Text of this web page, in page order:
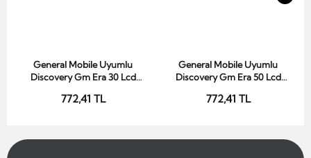
Sepete Ekle
General Mobile Uyumlu
Discovery Gm Era 30 Lcd
772,41 TL
Sepete Ekle
General Mobile Uyumlu
Discovery Gm Era 50 Lcd
772,41 TL